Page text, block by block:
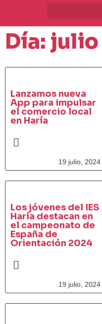
Día:
Lanzamos nueva
App para impulsar
el comercio local
en Haría
19 julio, 2024
Los jóvenes del IES
Haría destacan en
el campeonato de
España de
Orientación 2024
19 julio, 2024